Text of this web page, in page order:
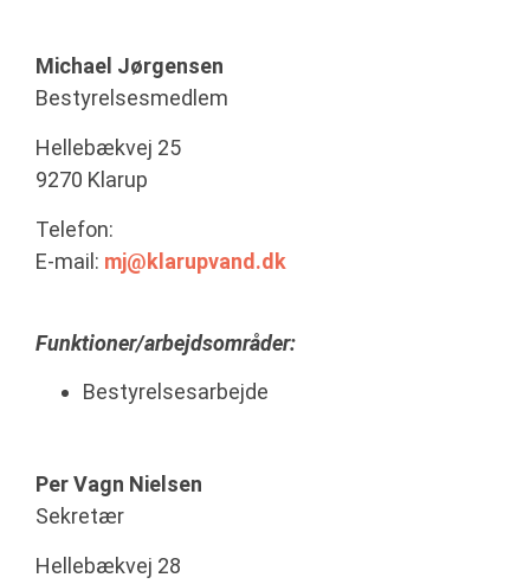
Michael Jørgensen
Bestyrelsesmedlem
Hellebækvej 25
9270 Klarup
Telefon:
E-mail: mj@klarupvand.dk
Funktioner/arbejdsområder:
Bestyrelsesarbejde
Per Vagn Nielsen
Sekretær
Hellebækvej 28